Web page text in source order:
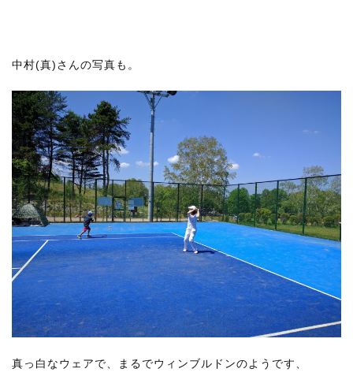
中村(真)さんの写真も。
真っ白なウェアで、まるでウィンブルドンのようです、